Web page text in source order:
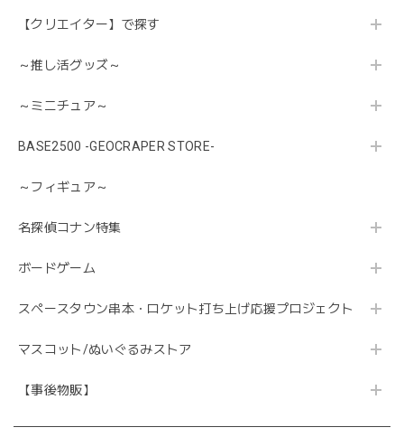
【クリエイター】で探す
～推し活グッズ～
～ミニチュア～
BASE2500 -GEOCRAPER STORE-
～フィギュア～
名探偵コナン特集
ボードゲーム
スペースタウン串本・ロケット打ち上げ応援プロジェクト
マスコット/ぬいぐるみストア
【事後物販】